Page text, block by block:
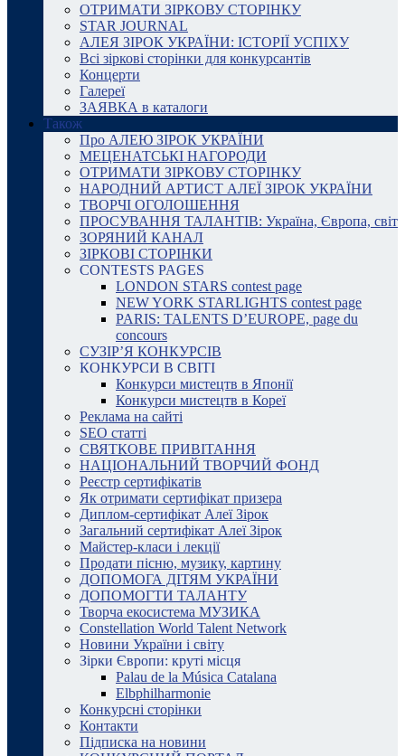
ОТРИМАТИ ЗІРКОВУ СТОРІНКУ
STAR JOURNAL
АЛЕЯ ЗІРОК УКРАЇНИ: ІСТОРІЇ УСПІХУ
Всі зіркові сторінки для конкурсантів
Концерти
Галереї
ЗАЯВКА в каталоги
Також
Про АЛЕЮ ЗІРОК УКРАЇНИ
МЕЦЕНАТСЬКІ НАГОРОДИ
ОТРИМАТИ ЗІРКОВУ СТОРІНКУ
НАРОДНИЙ АРТИСТ АЛЕЇ ЗІРОК УКРАЇНИ
ТВОРЧІ ОГОЛОШЕННЯ
ПРОСУВАННЯ ТАЛАНТІВ: Україна, Європа, світ
ЗОРЯНИЙ КАНАЛ
ЗІРКОВІ СТОРІНКИ
CONTESTS PAGES
LONDON STARS contest page
NEW YORK STARLIGHTS contest page
PARIS: TALENTS D’EUROPE, page du
concours
СУЗІР’Я КОНКУРСІВ
КОНКУРСИ В СВІТІ
Конкурси мистецтв в Японії
Конкурси мистецтв в Кореї
Реклама на сайті
SEO статті
СВЯТКОВЕ ПРИВІТАННЯ
НАЦІОНАЛЬНИЙ ТВОРЧИЙ ФОНД
Реєстр сертифікатів
Як отримати сертифікат призера
Диплом-сертифікат Алеї Зірок
Загальний сертифікат Алеї Зірок
Майстер-класи і лекції
Продати пісню, музику, картину
ДОПОМОГА ДІТЯМ УКРАЇНИ
ДОПОМОГТИ ТАЛАНТУ
Творча екосистема МУЗИКА
Constellation World Talent Network
Новини України і світу
Зірки Європи: круті місця
Palau de la Música Catalana
Elbphilharmonie
Конкурсні сторінки
Контакти
Підписка на новини